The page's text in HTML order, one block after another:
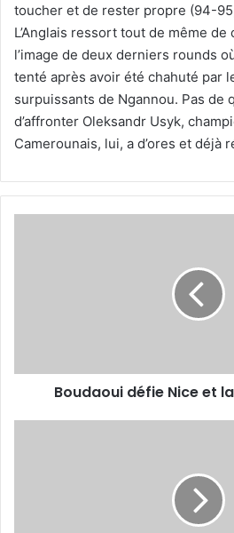
toucher et de rester propre (94-
L’Anglais ressort tout de même
l’image de deux derniers rounds
tenté après avoir été chahuté par
surpuissants de Ngannou. Pas de
d’affronter Oleksandr Usyk,
Camerounais, lui, a d’ores et déjà
Boudaoui défie Nice et